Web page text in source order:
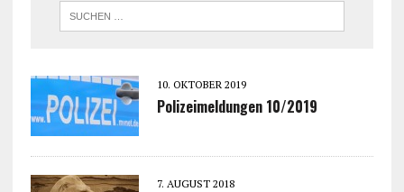
10. OKTOBER 2019
Polizeimeldungen 10/2019
7. AUGUST 2018